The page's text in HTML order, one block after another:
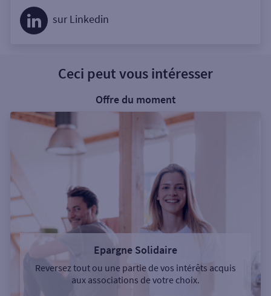
sur Linkedin
Ceci peut vous intéresser
Offre du moment
Epargne Solidaire
Reversez tout ou une partie de vos intérêts acquis
aux associations de votre choix.